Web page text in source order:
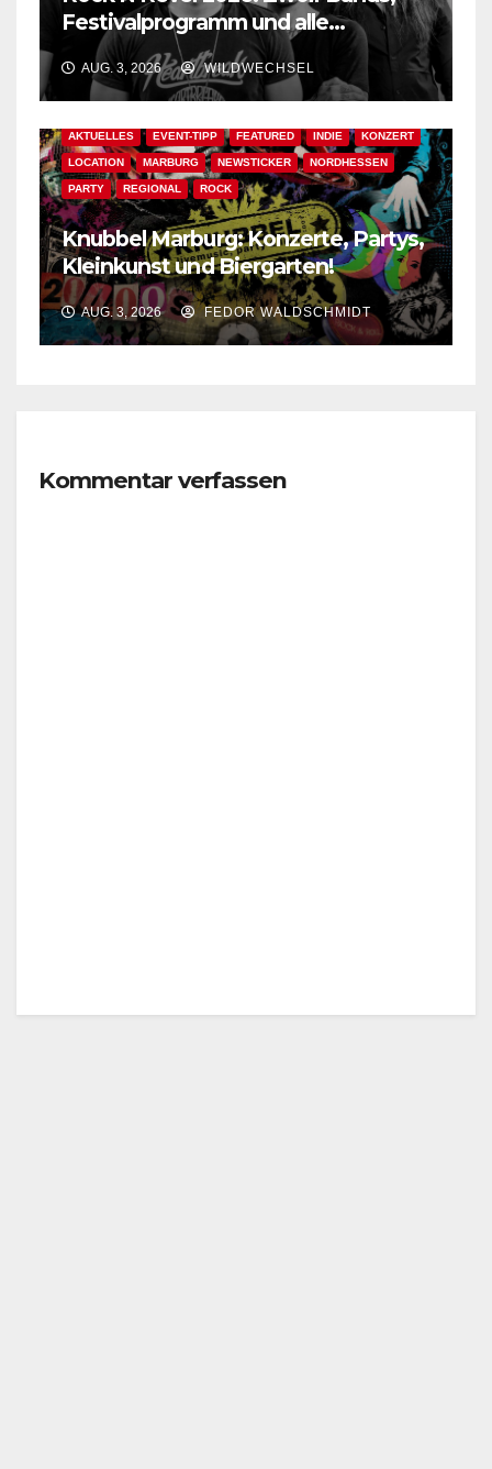
Festivalprogramm und alle
wichtigen Informationen!
AUG. 3, 2026 WILDWECHSEL
AKTUELLES EVENT-TIPP FEATURED INDIE KONZERT
LOCATION MARBURG NEWSTICKER NORDHESSEN
PARTY REGIONAL ROCK
Knubbel Marburg: Konzerte, Partys,
Kleinkunst und Biergarten!
AUG. 3, 2026 FEDOR WALDSCHMIDT
Kommentar verfassen